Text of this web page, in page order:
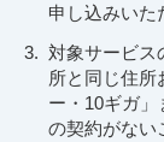
申し込みいた
対象サービス
所と同じ住所
ー・10ギガ」
の契約がない